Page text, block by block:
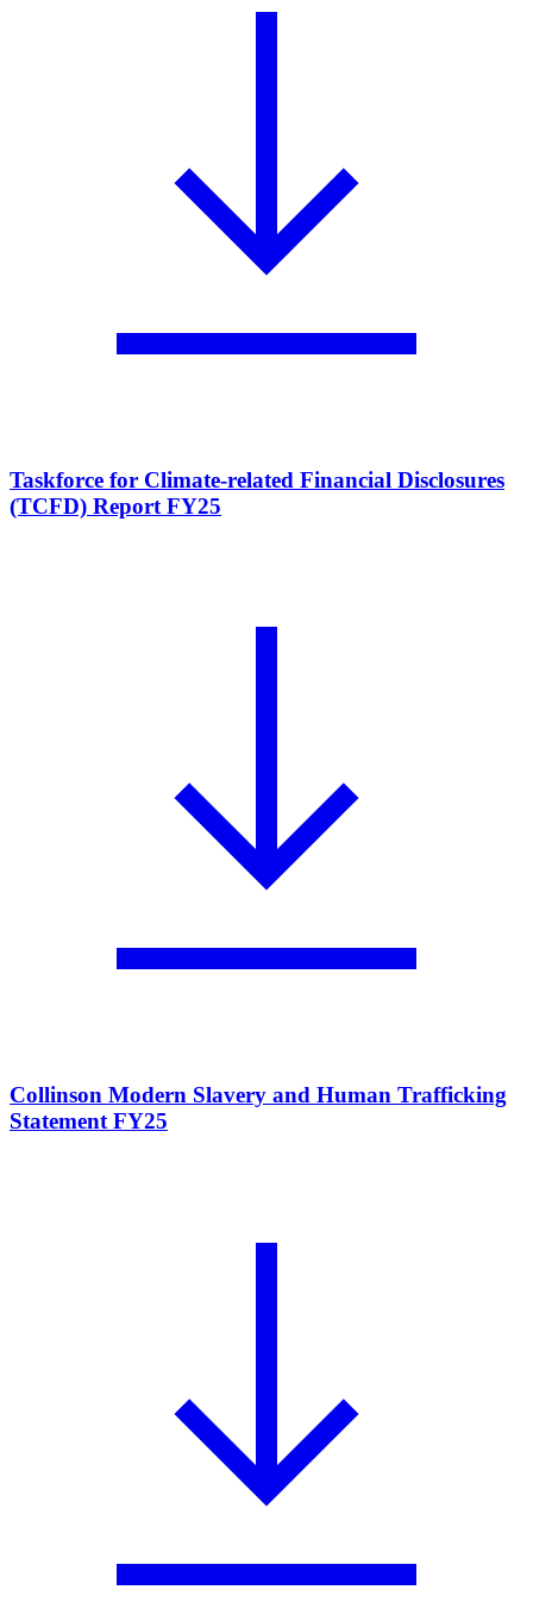
Taskforce for Climate-related Financial Disclosures
(TCFD) Report FY25
Collinson Modern Slavery and Human Trafficking
Statement FY25